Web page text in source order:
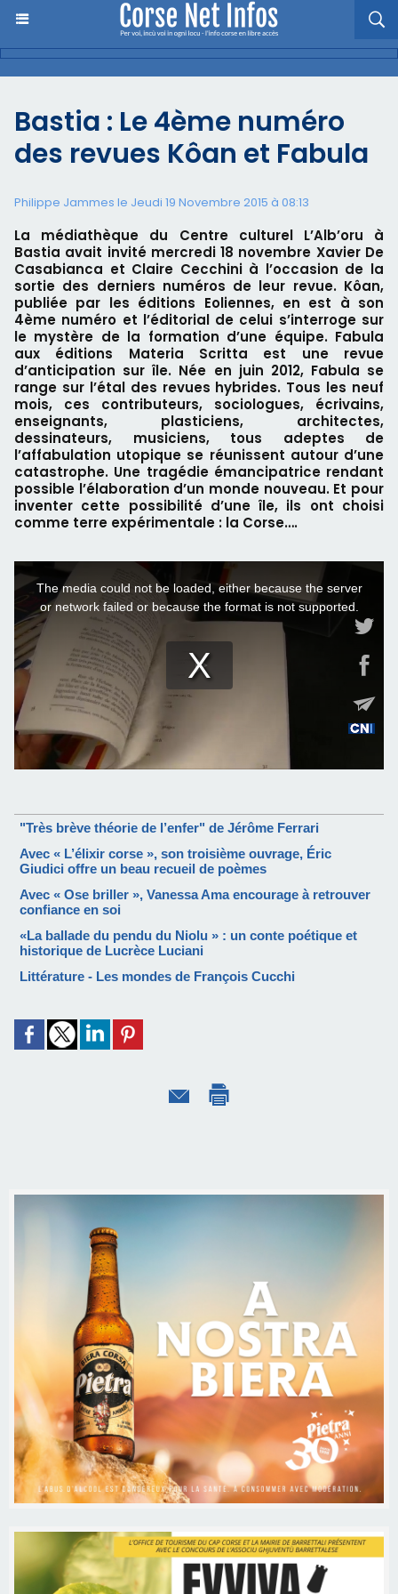
Bastia : Le 4ème numéro
des revues Kôan et Fabula
Philippe Jammes le Jeudi 19 Novembre 2015 à 08:13
La médiathèque du Centre culturel L’Alb’oru à
Bastia avait invité mercredi 18 novembre Xavier De
Casabianca et Claire Cecchini à l’occasion de la
sortie des derniers numéros de leur revue. Kôan,
publiée par les éditions Eoliennes, en est à son
4ème numéro et l’éditorial de celui s’interroge sur
le mystère de la formation d’une équipe. Fabula
aux éditions Materia Scritta est une revue
d’anticipation sur île. Née en juin 2012, Fabula se
range sur l’étal des revues hybrides. Tous les neuf
mois, ces contributeurs, sociologues, écrivains,
enseignants, plasticiens, architectes,
dessinateurs, musiciens, tous adeptes de
l’affabulation utopique se réunissent autour d’une
catastrophe. Une tragédie émancipatrice rendant
possible l’élaboration d’un monde nouveau. Et pour
inventer cette possibilité d’une île, ils ont choisi
comme terre expérimentale : la Corse….
"Très brève théorie de l’enfer" de Jérôme Ferrari
Avec « L’élixir corse », son troisième ouvrage, Éric
Giudici offre un beau recueil de poèmes
Avec « Ose briller », Vanessa Ama encourage à retrouver
confiance en soi
«La ballade du pendu du Niolu » : un conte poétique et
historique de Lucrèce Luciani
Littérature - Les mondes de François Cucchi